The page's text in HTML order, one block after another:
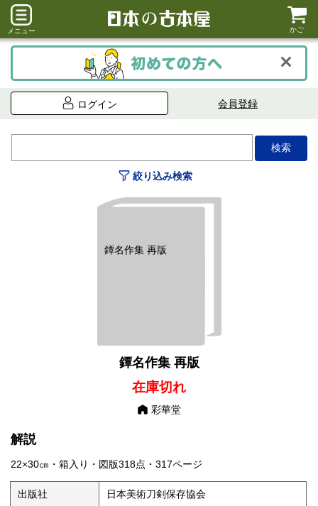
メニュー かご
ログイン 会員登録
絞り込み検索
鐔名作集 再版
鐔名作集 再版
在庫切れ
彩華堂
解説
22×30㎝・箱入り・図版318点・317ページ
出版社 日本美術刀剣保存協会